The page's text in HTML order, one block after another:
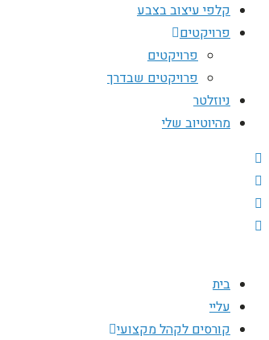
קלפי עיצוב בצבע
פרויקטים
פרויקטים
פרויקטים שבדרך
ניוזלטר
מהיוטיוב שלי
בית
עליי
קורסים לקהל מקצועי